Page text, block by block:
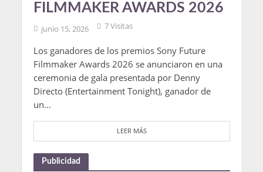
FILMMAKER AWARDS 2026
junio 15, 2026 7 Visitas
Los ganadores de los premios Sony Future
Filmmaker Awards 2026 se anunciaron en una
ceremonia de gala presentada por Denny
Directo (Entertainment Tonight), ganador de
un...
LEER MÁS
Publicidad